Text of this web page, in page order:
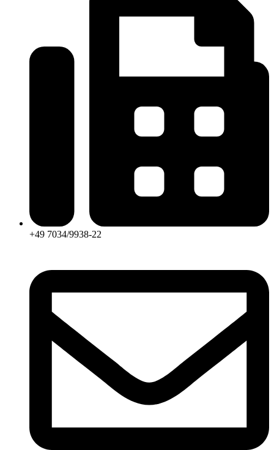
+49 7034/9938-22